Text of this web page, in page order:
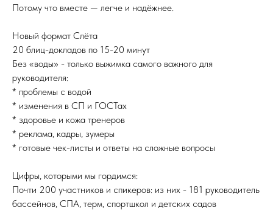
Потому что вместе — легче и надёжнее.
Новый формат Слёта
20 блиц-докладов по 15-20 минут
Без «воды» - только выжимка самого важного для
руководителя:
* проблемы с водой
* изменения в СП и ГОСТах
* здоровье и кожа тренеров
* реклама, кадры, зумеры
* готовые чек-листы и ответы на сложные вопросы
Цифры, которыми мы гордимся:
Почти 200 участников и спикеров: из них - 181 руководитель
бассейнов, СПА, терм, спортшкол и детских садов